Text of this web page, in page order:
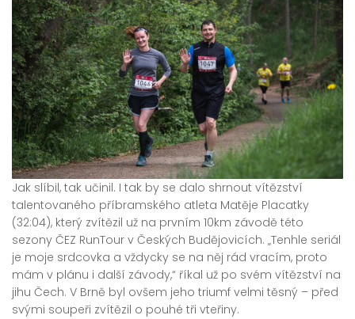
Jak slíbil, tak učinil. I tak by se dalo shrnout vítězství
talentovaného příbramského atleta Matěje Placatky
(32:04), který zvítězil už na prvním 10km závodě této
sezony ČEZ RunTour v Českých Budějovicích. „Tenhle seriál
je moje srdcovka a vždycky se na něj rád vracím, proto
mám v plánu i další závody,“ říkal už po svém vítězství na
jihu Čech. V Brně byl ovšem jeho triumf velmi těsný – před
svými soupeři zvítězil o pouhé tři vteřiny.